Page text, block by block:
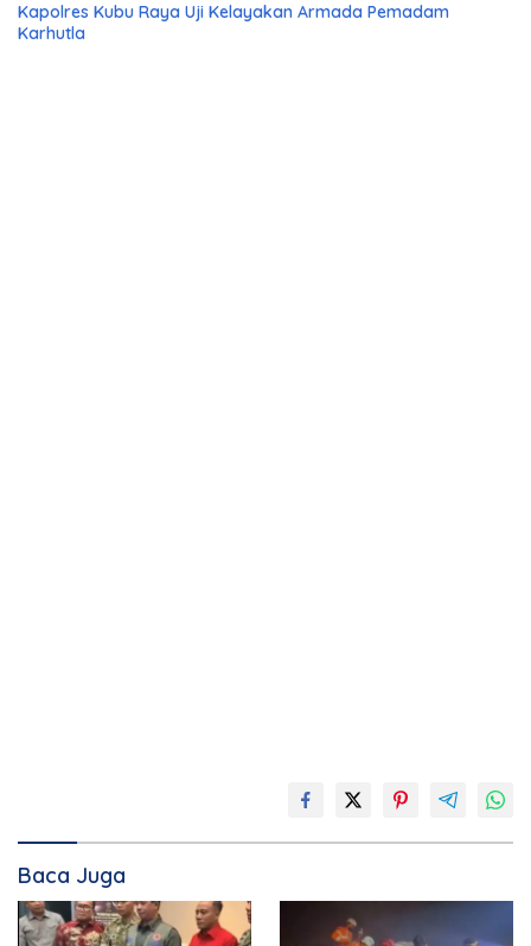
Kapolres Kubu Raya Uji Kelayakan Armada Pemadam
Karhutla
Baca Juga